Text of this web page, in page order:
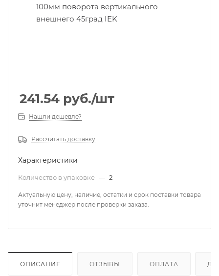
241.54 руб./шт
Нашли дешевле?
Рассчитать доставку
Характеристики
Количество в упаковке — 2
Актуальную цену, наличие, остатки и срок поставки товара
уточнит менеджер после проверки заказа.
ОПИСАНИЕ ОТЗЫВЫ ОПЛАТА